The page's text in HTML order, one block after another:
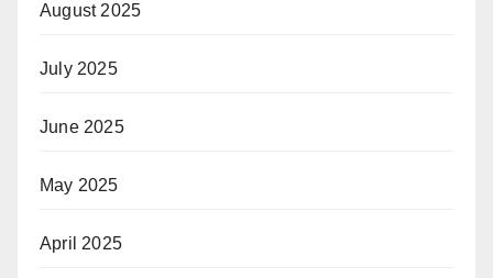
August 2025
July 2025
June 2025
May 2025
April 2025